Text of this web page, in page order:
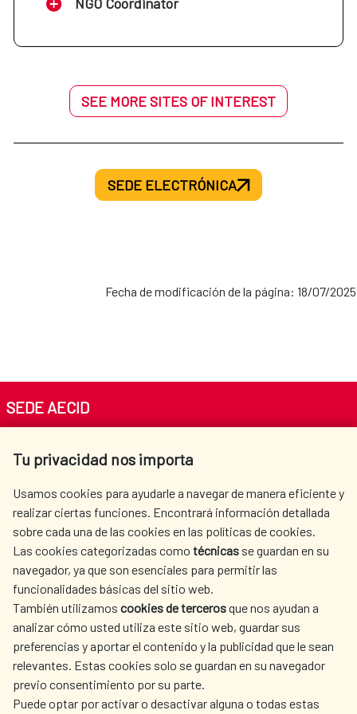
NGO Coordinator
SEE MORE SITES OF INTEREST
SEDE ELECTRÓNICA
Fecha de modificación de la página: 18/07/2025
Tu privacidad nos importa
Usamos cookies para ayudarle a navegar de manera eficiente y
realizar ciertas funciones. Encontrará información detallada
sobre cada una de las cookies en las políticas de cookies.
Las cookies categorizadas como técnicas se guardan en su
navegador, ya que son esenciales para permitir las
funcionalidades básicas del sitio web.
También utilizamos cookies de tercerosque nos ayudan a
analizar cómo usted utiliza este sitio web, guardar sus
preferencias y aportar el contenido y la publicidad que le sean
relevantes. Estas cookies solo se guardan en su navegador
previo consentimiento por su parte.
Puede optar por activar o desactivar alguna o todas estas
SEDE AECID
Tel. +34 900 20 30 54​​​​​​​
AECID
WHERE DO WE COOPERATE?
SPANISH HUMANITARIAN
ACTION
PRESS ROOM
CULTURE AND SCIENCE LIBRARY